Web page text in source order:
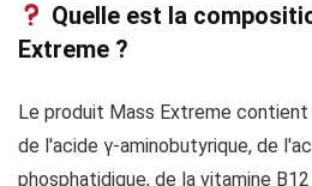
Quelle est la
Extreme ?
Le produit Mass Extreme
de l'acide γ-aminobutyrique, de
phosphatidique, de la vitamine